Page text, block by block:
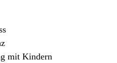
mit Kindern